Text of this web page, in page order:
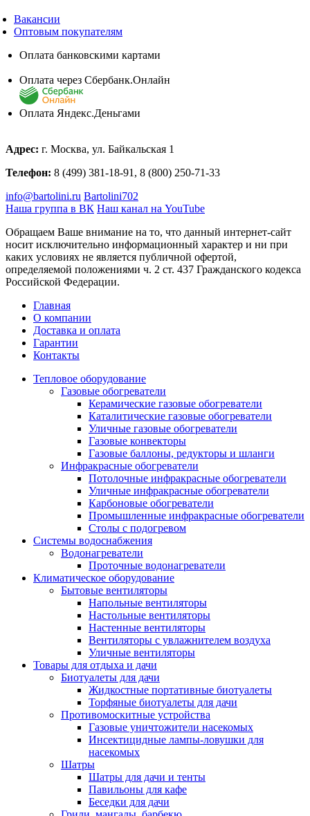
Вакансии
Оптовым покупателям
Оплата банковскими картами
Оплата через Сбербанк.Онлайн
Оплата Яндекс.Деньгами
Адрес: г. Москва, ул. Байкальская 1
Телефон: 8 (499) 381-18-91, 8 (800) 250-71-33
info@bartolini.ru Bartolini702
Наша группа в ВК Наш канал на YouTube
Обращаем Ваше внимание на то, что данный интернет-сайт
носит исключительно информационный характер и ни при
каких условиях не является публичной офертой,
определяемой положениями ч. 2 ст. 437 Гражданского кодекса
Российской Федерации.
Главная
О компании
Доставка и оплата
Гарантии
Контакты
Тепловое оборудование
Газовые обогреватели
Керамические газовые обогреватели
Каталитические газовые обогреватели
Уличные газовые обогреватели
Газовые конвекторы
Газовые баллоны, редукторы и шланги
Инфракрасные обогреватели
Потолочные инфракрасные обогреватели
Уличные инфракрасные обогреватели
Карбоновые обогреватели
Промышленные инфракрасные обогреватели
Столы с подогревом
Системы водоснабжения
Водонагреватели
Проточные водонагреватели
Климатическое оборудование
Бытовые вентиляторы
Напольные вентиляторы
Настольные вентиляторы
Настенные вентиляторы
Вентиляторы с увлажнителем воздуха
Уличные вентиляторы
Товары для отдыха и дачи
Биотуалеты для дачи
Жидкостные портативные биотуалеты
Торфяные биотуалеты для дачи
Противомоскитные устройства
Газовые уничтожители насекомых
Инсектицидные лампы-ловушки для
насекомых
Шатры
Шатры для дачи и тенты
Павильоны для кафе
Беседки для дачи